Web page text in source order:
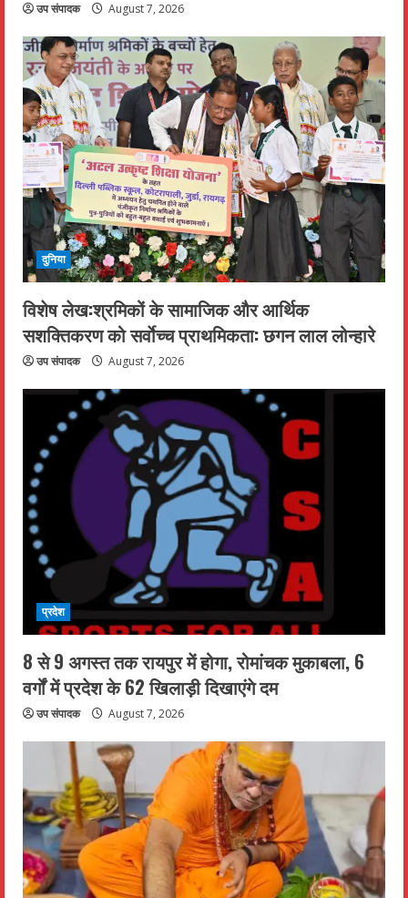
उप संपादक August 7, 2026
दुनिया
विशेष लेख:श्रमिकों के सामाजिक और आर्थिक
सशक्तिकरण को सर्वाेच्च प्राथमिकता: छगन लाल लोन्हारे
उप संपादक August 7, 2026
प्रदेश
8 से 9 अगस्त तक रायपुर में होगा, रोमांचक मुकाबला, 6
वर्गों में प्रदेश के 62 खिलाड़ी दिखाएंगे दम
उप संपादक August 7, 2026